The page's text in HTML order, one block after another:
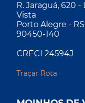
R. Jaraguá, 620 -
Vista
Porto Alegre -
90450-140
CRECI 24594J
Traçar Rota